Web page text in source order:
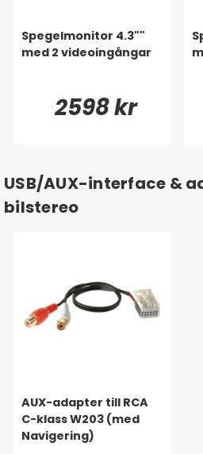
Spegelmonitor 4.3""
med 2 videoingångar
2598 kr
USB/AUX-interface &
bilstereo
AUX-adapter till RCA
C-klass W203 (med
Navigering)